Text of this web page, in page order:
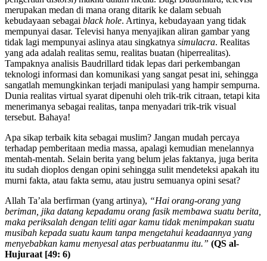
merupakan medan di mana orang ditarik ke dalam sebuah
kebudayaan sebagai black hole. Artinya, kebudayaan yang tidak
mempunyai dasar. Televisi hanya menyajikan aliran gambar yang
tidak lagi mempunyai aslinya atau singkatnya simulacra. Realitas
yang ada adalah realitas semu, realitas buatan (hiperrealitas).
Tampaknya analisis Baudrillard tidak lepas dari perkembangan
teknologi informasi dan komunikasi yang sangat pesat ini, sehingga
sangatlah memungkinkan terjadi manipulasi yang hampir sempurna.
Dunia realitas virtual syarat dipenuhi oleh trik-trik citraan, tetapi kita
menerimanya sebagai realitas, tanpa menyadari trik-trik visual
tersebut. Bahaya!
Apa sikap terbaik kita sebagai muslim? Jangan mudah percaya
terhadap pemberitaan media massa, apalagi kemudian menelannya
mentah-mentah. Selain berita yang belum jelas faktanya, juga berita
itu sudah dioplos dengan opini sehingga sulit mendeteksi apakah itu
murni fakta, atau fakta semu, atau justru semuanya opini sesat?
Allah Ta’ala berfirman (yang artinya), “Hai orang-orang yang
beriman, jika datang kepadamu orang fasik membawa suatu berita,
maka periksalah dengan teliti agar kamu tidak menimpakan suatu
musibah kepada suatu kaum tanpa mengetahui keadaannya yang
menyebabkan kamu menyesal atas perbuatanmu itu.” (QS al-
Hujuraat [49: 6)